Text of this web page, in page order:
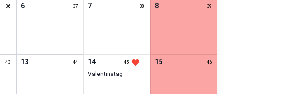
36 6 37 7 38 8 39
43 13 44 14 45
Valentinstag
15 46